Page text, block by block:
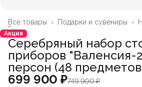
Подарки и сувениры ›
Все товары
›
Главная
Акция
Серебряный набор
приборов "Валенсия-
персон (48
699 900 ₽749 900 ₽